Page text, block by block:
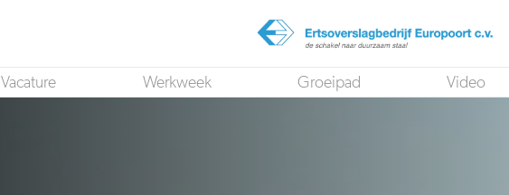
Operationeel Medewerker
Vacature Werkweek Groeipad Video